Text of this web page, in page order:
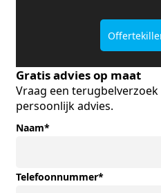
Gratis advies op maat
Vraag een
persoonlijk advies.
Naam*
Telefoonnummer*